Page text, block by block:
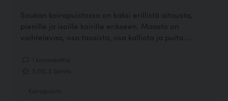
Soukan koirapuistossa on kaksi erillistä aitausta,
pienille ja isoille koirille erikseen. Maasto on
vaihtelevaa, osa tasaista, osa kalliota ja puita....